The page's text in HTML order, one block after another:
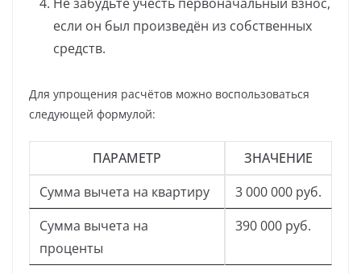
если он был произведён из собственных
средств.
Для упрощения расчётов можно воспользоваться
следующей формулой:
ПАРАМЕТР
ЗНАЧЕНИЕ
Сумма вычета на квартиру
3 000 000 руб.
Сумма вычета на
проценты
390 000 руб.